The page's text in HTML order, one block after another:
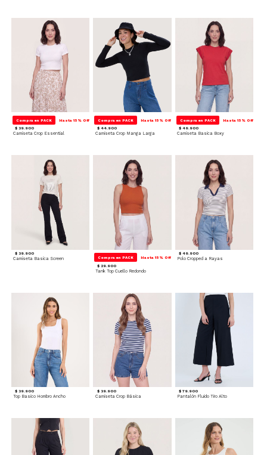
Compra en PACK Hasta 15% Off
$ 39.900
Camiseta Crop Essential
Compra en PACK Hasta 15% Off
$ 44.900
Camiseta Crop Manga Larga
Compra en PACK Hasta 15% Off
$ 49.900
Camiseta Basica Boxy
$ 39.900
Camiseta Basica Screen Compra en PACK Hasta 15% Off
$ 29.900
Tank Top Cuello Redondo
$ 49.900
Polo Cropped a Rayas
$ 39.900
Top Basico Hombro Ancho
$ 39.900
Camiseta Crop Básica
$ 79.900
Pantalón Fluido Tiro Alto